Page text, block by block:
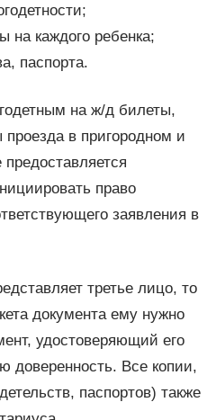
на каждого ребенка;
паспорта.
на ж/д билеты,
в пригородном и
предоставляется
право
заявления в
третье лицо, то
документа ему нужно
удостоверяющий его
доверенность. Все копии,
паспортов) также